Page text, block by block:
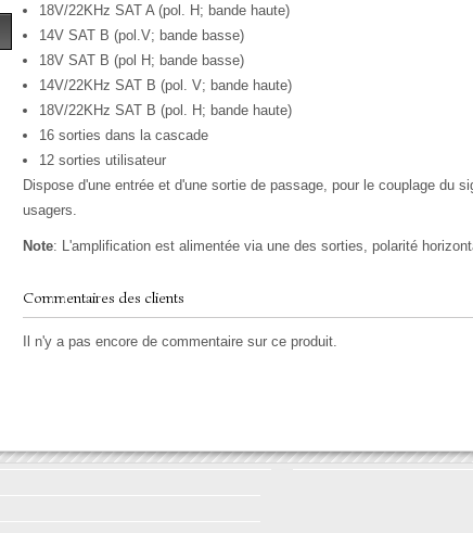
18V/22KHz SAT A (pol. H; bande haute)
14V SAT B (pol.V; bande basse)
18V SAT B (pol H; bande basse)
14V/22KHz SAT B (pol. V; bande haute)
18V/22KHz SAT B (pol. H; bande haute)
16 sorties dans la cascade
12 sorties utilisateur
Dispose d'une entrée et d'une sortie de passage, pour le couplage du
usagers.
Note: L'amplification est alimentée via une des sorties, polarité
Commentaires des clients
Il n'y a pas encore de commentaire sur ce produit.